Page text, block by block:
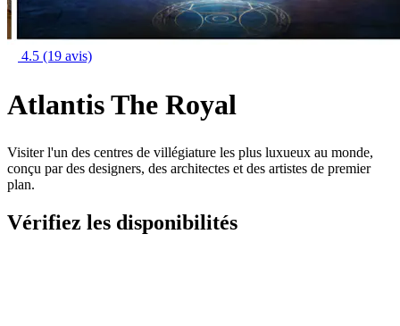
4.5 (19 avis)
Atlantis The Royal
Visiter l'un des centres de villégiature les plus luxueux au monde,
conçu par des designers, des architectes et des artistes de premier
plan.
Vérifiez les disponibilités